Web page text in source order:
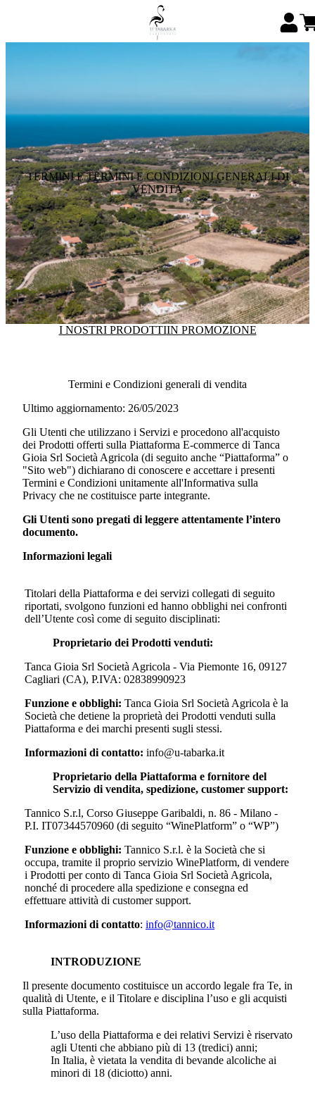
TERMINI E TERMINI E CONDIZIONI GENERALI DI
VENDITA
I NOSTRI PRODOTTIIN PROMOZIONE
Termini e Condizioni generali di vendita
Ultimo aggiornamento: 26/05/2023
Gli Utenti che utilizzano i Servizi e procedono all'acquisto
dei Prodotti offerti sulla Piattaforma E-commerce di Tanca
Gioia Srl Società Agricola (di seguito anche “Piattaforma” o
"Sito web") dichiarano di conoscere e accettare i presenti
Termini e Condizioni unitamente all'Informativa sulla
Privacy che ne costituisce parte integrante.
Gli Utenti sono pregati di leggere attentamente l’intero
documento.
Informazioni legali
Titolari della Piattaforma e dei servizi collegati di seguito
riportati, svolgono funzioni ed hanno obblighi nei confronti
dell’Utente così come di seguito disciplinati:
Proprietario dei Prodotti venduti:
Tanca Gioia Srl Società Agricola - Via Piemonte 16, 09127
Cagliari (CA), P.IVA: 02838990923
Funzione e obblighi: Tanca Gioia Srl Società Agricola è la
Società che detiene la proprietà dei Prodotti venduti sulla
Piattaforma e dei marchi presenti sugli stessi.
Informazioni di contatto: info@u-tabarka.it
Proprietario della Piattaforma e fornitore del
Servizio di vendita, spedizione, customer support:
Tannico S.r.l, Corso Giuseppe Garibaldi, n. 86 - Milano -
P.I. IT07344570960 (di seguito “WinePlatform” o “WP”)
Funzione e obblighi: Tannico S.r.l. è la Società che si
occupa, tramite il proprio servizio WinePlatform, di vendere
i Prodotti per conto di Tanca Gioia Srl Società Agricola,
nonché di procedere alla spedizione e consegna ed
effettuare attività di customer support.
Informazioni di contatto: info@tannico.it
INTRODUZIONE
Il presente documento costituisce un accordo legale fra Te, in
qualità di Utente, e il Titolare e disciplina l’uso e gli acquisti
sulla Piattaforma.
L’uso della Piattaforma e dei relativi Servizi è riservato
agli Utenti che abbiano più di 13 (tredici) anni;
In Italia, è vietata la vendita di bevande alcoliche ai
minori di 18 (diciotto) anni.